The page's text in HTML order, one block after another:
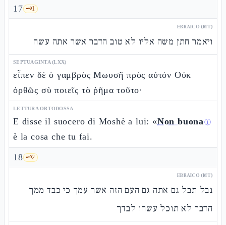
17 🗝️1
EBRAICO (MT)
ויאמר חתן משה אליו לא טוב הדבר אשר אתה עשה
SEPTUAGINTA (LXX)
εἶπεν δὲ ὁ γαμβρὸς Μωυσῆ πρὸς αὐτόν Οὐκ
ὀρθῶς σὺ ποιεῖς τὸ ῥῆμα τοῦτο·
LETTURA ORTODOSSA
E disse il suocero di Moshè a lui: «Non buonaⓘ
è la cosa che tu fai.
18 🗝️2
EBRAICO (MT)
נבל תבל גם אתה גם העם הזה אשר עמך כי כבד ממך
הדבר לא תוכל עשהו לבדך